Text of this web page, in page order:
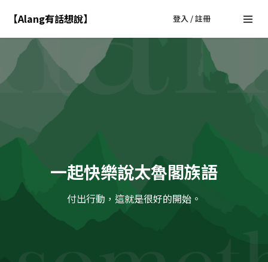
【Alang有話想說】 登入 / 註冊
一起快樂說太魯閣族語
付出行動，這就是很好的開始。